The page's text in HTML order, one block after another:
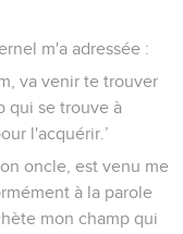
m'a adressée :
va venir te trouver
qui se trouve à
l'acquérir.’
oncle, est venu me
à la parole
mon champ qui